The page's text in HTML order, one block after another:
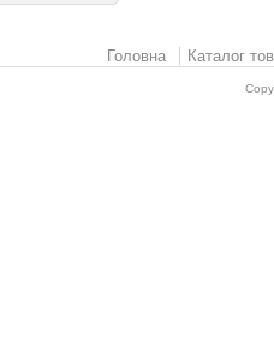
Головна Каталог